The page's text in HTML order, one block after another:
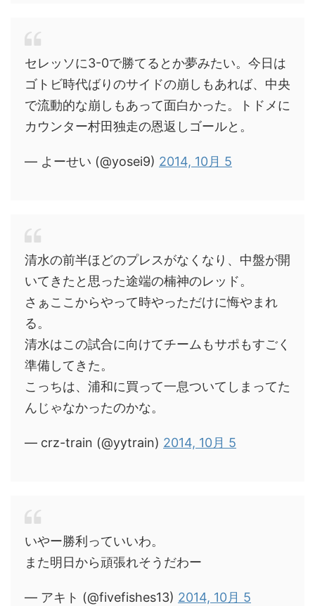
セレッソに3-0で勝てるとか夢みたい。今日は
ゴトビ時代ばりのサイドの崩しもあれば、中央
で流動的な崩しもあって面白かった。トドメに
カウンター村田独走の恩返しゴールと。
— よーせい (@yosei9) 2014, 10月 5
清水の前半ほどのプレスがなくなり、中盤が開
いてきたと思った途端の楠神のレッド。
さぁここからやって時やっただけに悔やまれ
る。
清水はこの試合に向けてチームもサポもすごく
準備してきた。
こっちは、浦和に買って一息ついてしまってた
んじゃなかったのかな。
— crz-train (@yytrain) 2014, 10月 5
いやー勝利っていいわ。
また明日から頑張れそうだわー
— アキト (@fivefishes13) 2014, 10月 5